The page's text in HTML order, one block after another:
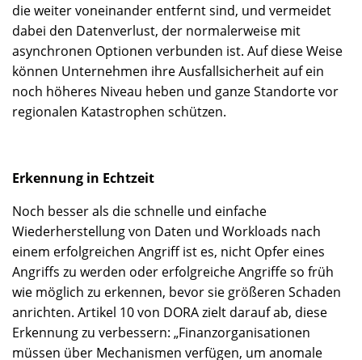
die weiter voneinander entfernt sind, und vermeidet
dabei den Datenverlust, der normalerweise mit
asynchronen Optionen verbunden ist. Auf diese Weise
können Unternehmen ihre Ausfallsicherheit auf ein
noch höheres Niveau heben und ganze Standorte vor
regionalen Katastrophen schützen.
Erkennung in Echtzeit
Noch besser als die schnelle und einfache
Wiederherstellung von Daten und Workloads nach
einem erfolgreichen Angriff ist es, nicht Opfer eines
Angriffs zu werden oder erfolgreiche Angriffe so früh
wie möglich zu erkennen, bevor sie größeren Schaden
anrichten. Artikel 10 von DORA zielt darauf ab, diese
Erkennung zu verbessern: „Finanzorganisationen
müssen über Mechanismen verfügen, um anomale